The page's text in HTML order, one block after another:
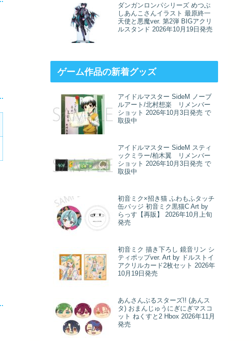
ダンガンロンパシリーズ めつぶ
しあんこさんイラスト 最原終一
天使と悪魔ver. 第2弾 BIGアクリ
ルスタンド 2026年10月19日発売
ゲーム作品の新着グッズ
アイドルマスター SideM ノーブ
ルアート/北村想楽 リメンバー
ショット 2026年10月3日発売 で
取扱中
アイドルマスター SideM スティ
ックミラー/柏木翼 リメンバー
ショット 2026年10月3日発売 で
取扱中
初音ミク×招き猫 ふわもふタッチ
缶バッジ 初音ミク黒猫C Art by
らっす【再販】 2026年10月上旬
発売
初音ミク 描き下ろし 鏡音リン シ
ティポップver. Art by ドルストイ
アクリルカード2枚セット 2026年
10月19日発売
あんさんぶるスターズ!! (あんス
タ) おまんじゅうにぎにぎマスコ
ット ねくすと2 Hbox 2026年11月
発売